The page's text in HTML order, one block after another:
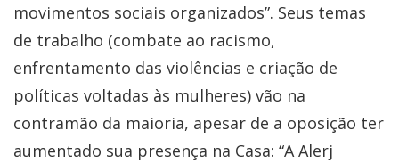
movimentos sociais organizados”. Seus temas
de trabalho (combate ao racismo,
enfrentamento das violências e criação de
políticas voltadas às mulheres) vão na
contramão da maioria, apesar de a oposição ter
aumentado sua presença na Casa: “A Alerj